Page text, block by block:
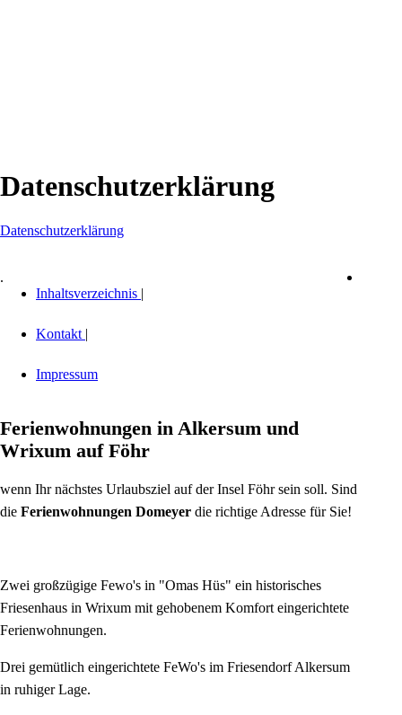
Datenschutzerklärung
Datenschutzerklärung
.
Inhaltsverzeichnis |
Kontakt |
Impressum
Ferienwohnungen in Alkersum und
Wrixum auf Föhr
wenn Ihr nächstes Urlaubsziel auf der Insel Föhr sein soll. Sind
die Ferienwohnungen Domeyer die richtige Adresse für Sie!
Zwei großzügige Fewo's in "Omas Hüs" ein historisches
Friesenhaus in Wrixum mit gehobenem Komfort eingerichtete
Ferienwohnungen.
Drei gemütlich eingerichtete FeWo's im Friesendorf Alkersum
in ruhiger Lage.